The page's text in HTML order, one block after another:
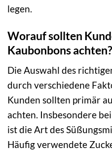
legen.
Worauf sollten
Kaubonbons achten?
Die Auswahl des
durch verschiedene
Kunden sollten primär
achten. Insbesondere
ist die Art des
Häufig verwendete